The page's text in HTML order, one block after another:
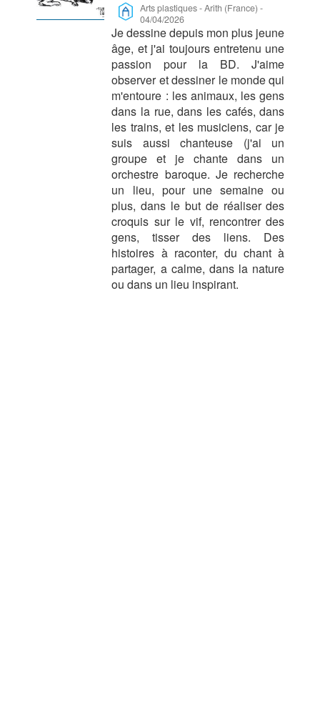
Arts plastiques-Arith (France) -
04/04/2026
Je dessine depuis mon plus jeune
âge, et j'ai toujours entretenu une
passion pour la BD. J'aime
observer et dessiner le monde qui
m'entoure : les animaux, les gens
dans la rue, dans les cafés, dans
les trains, et les musiciens, car je
suis aussi chanteuse (j'ai un
groupe et je chante dans un
orchestre baroque. Je recherche
un lieu, pour une semaine ou
plus, dans le but de réaliser des
croquis sur le vif, rencontrer des
gens, tisser des liens. Des
histoires à raconter, du chant à
partager, a calme, dans la nature
ou dans un lieu inspirant.